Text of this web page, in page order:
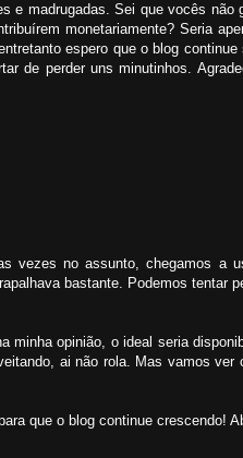
e madrugadas. Sei que vocês não
monetariamente? Seria
espero que o blog continue
de perder uns minutinhos.
vezes no assunto, chegamos a
bastante. Podemos tentar
minha opinião, o ideal seria
ai não rola. Mas vamos ver
que o blog continue crescendo!